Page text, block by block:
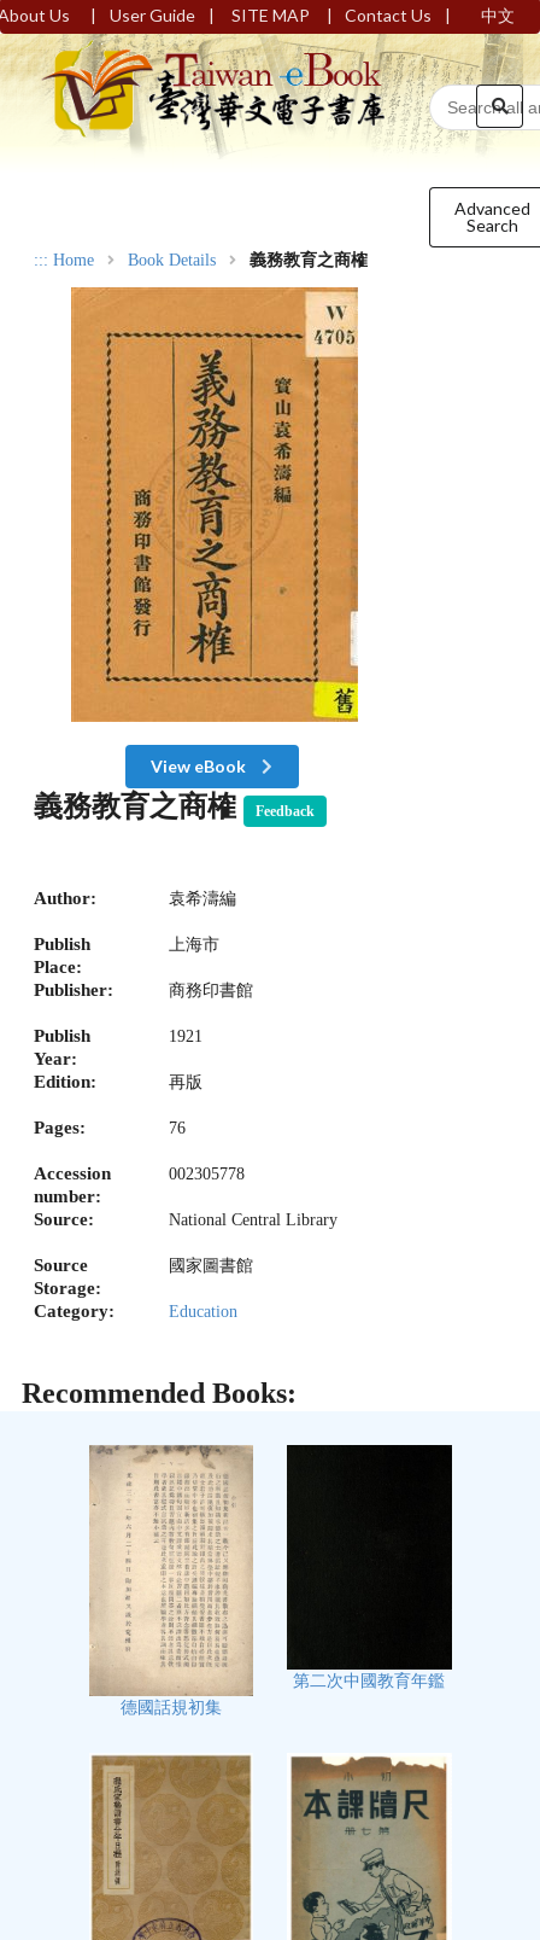
Us | User Guide | SITE MAP | Contact Us | 中文
Advanced
Search
::: Home Book Details 義務教育之商榷
View eBook
義務教育之商榷 Feedback
Author: 袁希濤編
Publish
Place:
上海市
Publisher: 商務印書館
Publish
Year:
1921
Edition: 再版
Pages: 76
Accession
number:
002305778
Source: National Central Library
Source
Storage:
國家圖書館
Category: Education
Recommended Books:
德國話規初集
第二次中國教育年鑑